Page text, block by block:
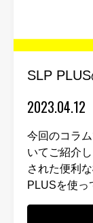
SLP
2023.04.12
今回のコラ
いてご紹介
された便利
PLUSを使っ